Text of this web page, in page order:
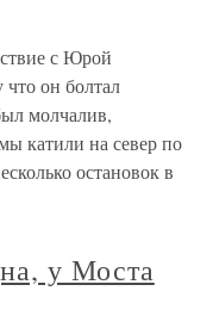
с Юрой
он болтал
молчалив,
катили на север по
остановок в
у Моста